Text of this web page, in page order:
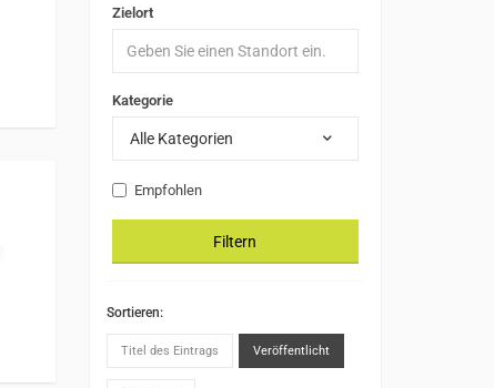
Zielort
Kategorie
Alle Kategorien
Empfohlen
Filtern
Sortieren:
Titel des Eintrags Veröffentlicht